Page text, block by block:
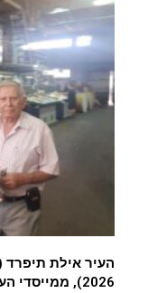
2026),